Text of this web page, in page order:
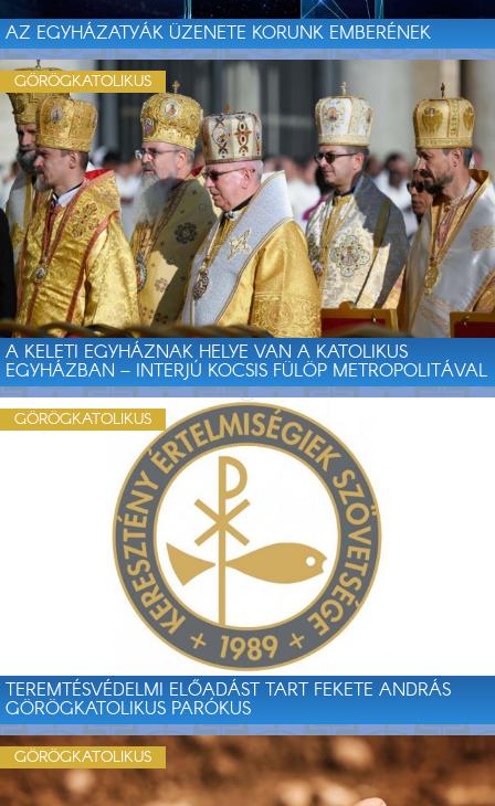
AZ EGYHÁZATYÁK ÜZENETE KORUNK EMBERÉNEK
A KELETI EGYHÁZNAK HELYE VAN A KATOLIKUS
EGYHÁZBAN – INTERJÚ KOCSIS FÜLÖP METROPOLITÁVAL
GÖRÖGKATOLIKUS
TEREMTÉSVÉDELMI ELŐADÁST TART FEKETE ANDRÁS
GÖRÖGKATOLIKUS PARÓKUS
GÖRÖGKATOLIKUS
GÖRÖGKATOLIKUS